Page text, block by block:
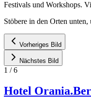
Festivals und Workshops.
Stöbere in den Orten
Vorheriges Bild
Nächstes Bild
1 /6
Hotel